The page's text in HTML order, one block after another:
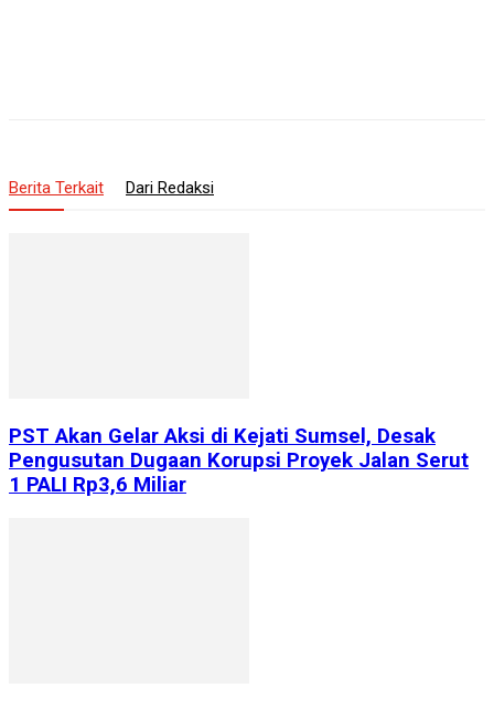
Berita Terkait Dari Redaksi
PST Akan Gelar Aksi di Kejati Sumsel, Desak
Pengusutan Dugaan Korupsi Proyek Jalan Serut
1 PALI Rp3,6 Miliar